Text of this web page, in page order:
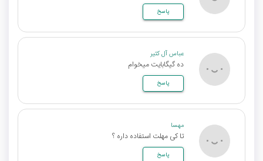
پاسخ
عباس آل کثیر
ده گیگابایت میخوام
پاسخ
مهسا
تا کی مهلت استفاده داره ؟
پاسخ